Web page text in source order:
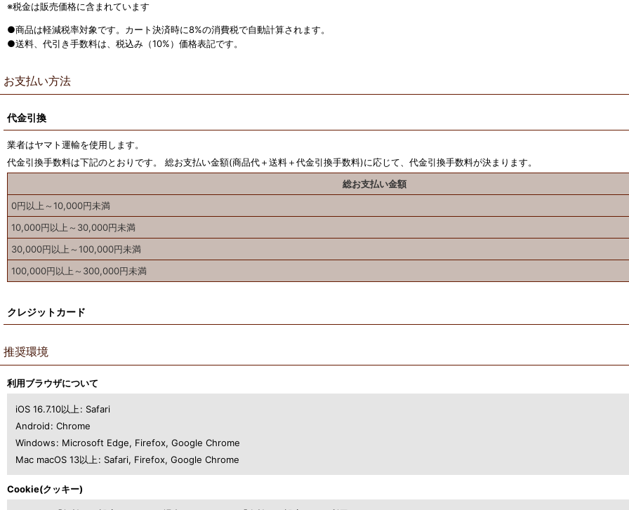
※税金は販売価格に含まれています
●商品は軽減税率対象です。カート決済時に8%の消費税で自動計算されます。
●送料、代引き手数料は、税込み（10%）価格表記です。
お支払い方法
代金引換
業者はヤマト運輸を使用します。
代金引換手数料は下記のとおりです。 総お支払い金額(商品代＋送料＋代金引換手数料)に応じて、代金引換手数料が決まります。
総お支払い金額
0円以上～10,000円未満
10,000円以上～30,000円未満
30,000円以上～100,000円未満
100,000円以上～300,000円未満
クレジットカード
推奨環境
利用ブラウザについて
iOS 16.7.10以上: Safari
Android: Chrome
Windows: Microsoft Edge, Firefox, Google Chrome
Mac macOS 13以上: Safari, Firefox, Google Chrome
Cookie(クッキー)